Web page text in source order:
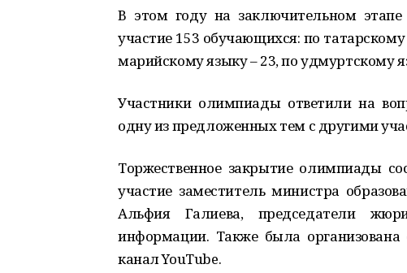
В этом году на заключительном
участие 153 обучающихся: по
марийскому языку – 23, по удмуртскому
Участники олимпиады ответили на
одну из предложенных тем с другими
Торжественное закрытие олимпиады
участие заместитель министра
Альфия Галиева, председатели
информации. Также была
канал YouTube.